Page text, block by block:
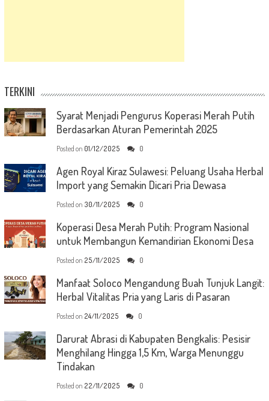
TERKINI
Syarat Menjadi Pengurus Koperasi Merah Putih
Berdasarkan Aturan Pemerintah 2025
Posted on 01/12/2025 0
Agen Royal Kiraz Sulawesi: Peluang Usaha Herbal
Import yang Semakin Dicari Pria Dewasa
Posted on 30/11/2025 0
Koperasi Desa Merah Putih: Program Nasional
untuk Membangun Kemandirian Ekonomi Desa
Posted on 25/11/2025 0
Manfaat Soloco Mengandung Buah Tunjuk Langit:
Herbal Vitalitas Pria yang Laris di Pasaran
Posted on 24/11/2025 0
Darurat Abrasi di Kabupaten Bengkalis: Pesisir
Menghilang Hingga 1,5 Km, Warga Menunggu
Tindakan
Posted on 22/11/2025 0